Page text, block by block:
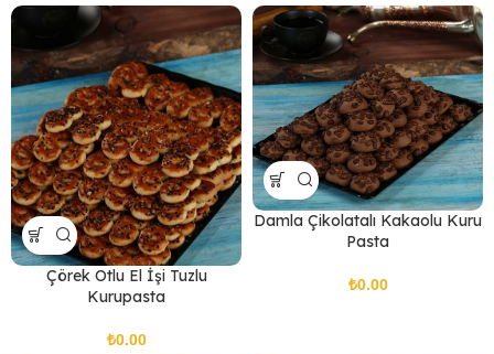
Çörek Otlu El İşi Tuzlu
Kurupasta
₺
Damla Çikolatalı Kakaolu Kuru
Pasta
₺